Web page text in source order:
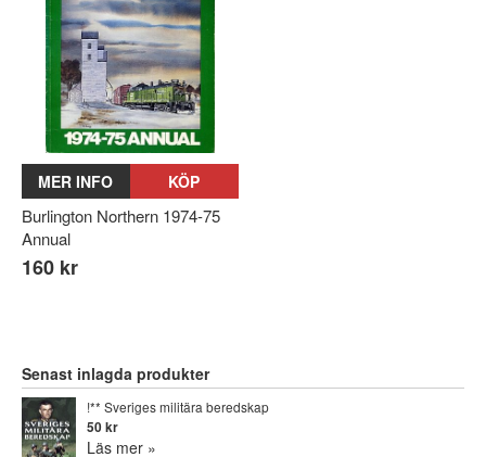
MER INFO KÖP
Burlington Northern 1974-75
Annual
160 kr
Senast inlagda produkter
!** Sveriges militära beredskap
50 kr
Läs mer »